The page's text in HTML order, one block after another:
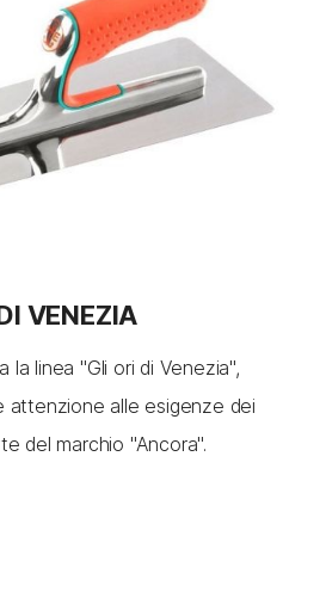
VENEZIA
la linea "Gli ori di Venezia",
alle esigenze dei
del marchio "Ancora".